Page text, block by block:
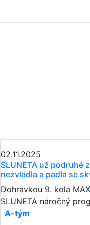
02.11.2025
SLUNETA už podruhé
nezvládla a padla se
Dohrávkou 9. kola
SLUNETA náročný
A-tým